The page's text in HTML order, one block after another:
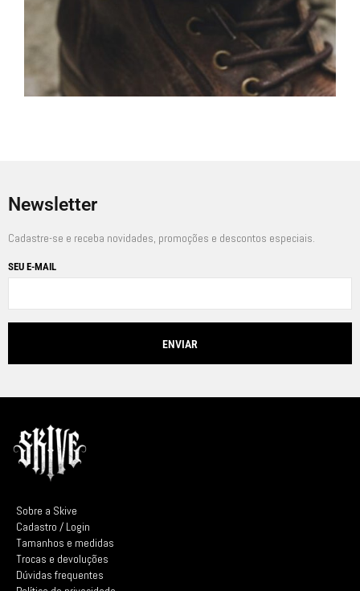
Newsletter
Cadastre-se e receba novidades, promoções e descontos especiais.
SEU E-MAIL
Sobre a Skive
Cadastro / Login
Tamanhos e medidas
Trocas e devoluções
Dúvidas frequentes